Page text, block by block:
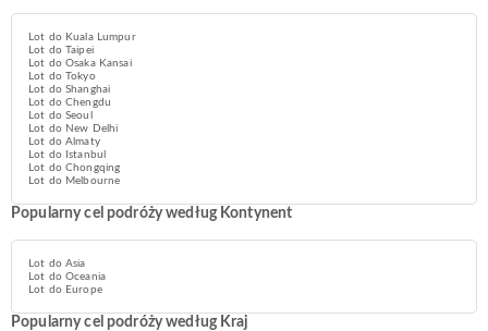
Lot do Kuala Lumpur
Lot do Taipei
Lot do Osaka Kansai
Lot do Tokyo
Lot do Shanghai
Lot do Chengdu
Lot do Seoul
Lot do New Delhi
Lot do Almaty
Lot do Istanbul
Lot do Chongqing
Lot do Melbourne
Popularny cel podróży według Kontynent
Lot do Asia
Lot do Oceania
Lot do Europe
Popularny cel podróży według Kraj